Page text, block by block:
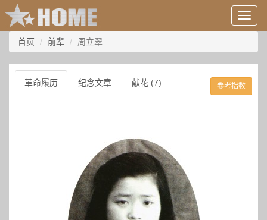
用
户
息/
登
录
等
首页 前辈 周立翠
革命履历 纪念文章 献花 (7) 参考指数